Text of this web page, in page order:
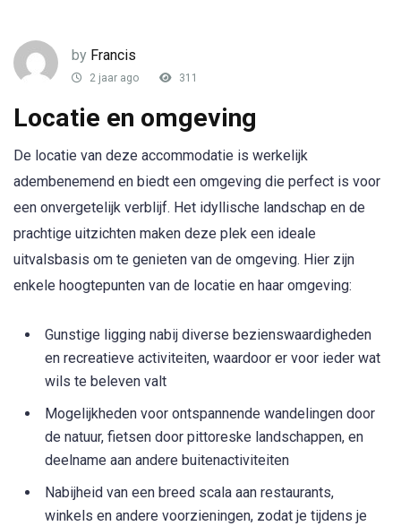
by Francis
2 jaar ago 311
Locatie en omgeving
De locatie van deze accommodatie is werkelijk
adembenemend en biedt een omgeving die perfect is voor
een onvergetelijk verblijf. Het idyllische landschap en de
prachtige uitzichten maken deze plek een ideale
uitvalsbasis om te genieten van de omgeving. Hier zijn
enkele hoogtepunten van de locatie en haar omgeving:
Gunstige ligging nabij diverse bezienswaardigheden
en recreatieve activiteiten, waardoor er voor ieder wat
wils te beleven valt
Mogelijkheden voor ontspannende wandelingen door
de natuur, fietsen door pittoreske landschappen, en
deelname aan andere buitenactiviteiten
Nabijheid van een breed scala aan restaurants,
winkels en andere voorzieningen, zodat je tijdens je